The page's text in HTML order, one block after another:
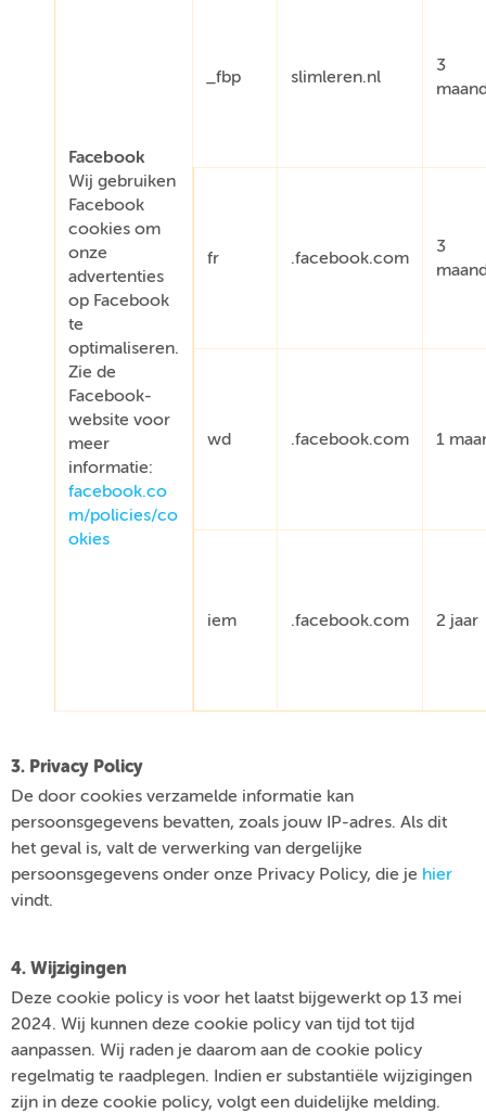
Facebook
Wij gebruiken
Facebook
cookies om
onze
advertenties
op Facebook
te
optimaliseren.
Zie de
Facebook-
website voor
meer
informatie:
facebook.co
m/policies/co
okies
_fbp slimleren.nl
3
fr .facebook.com
3
wd .facebook.com 1
iem .facebook.com 2 jaar
3. Privacy Policy
De door cookies verzamelde informatie kan
persoonsgegevens bevatten, zoals jouw IP-adres. Als dit
het geval is, valt de verwerking van dergelijke
persoonsgegevens onder onze Privacy Policy, die je hier
vindt.
4. Wijzigingen
Deze cookie policy is voor het laatst bijgewerkt op 13 mei
2024. Wij kunnen deze cookie policy van tijd tot tijd
aanpassen. Wij raden je daarom aan de cookie policy
regelmatig te raadplegen. Indien er substantiële wijzigingen
zijn in deze cookie policy, volgt een duidelijke melding.